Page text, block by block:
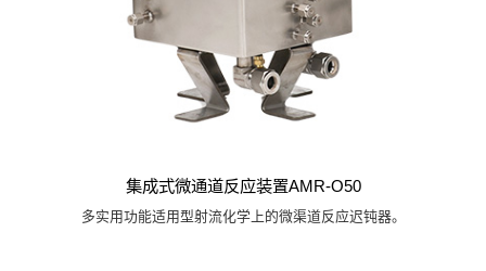
集成式微通道反应装置AMR-O50
多实用功能适用型射流化学上的微渠道反应迟钝器。